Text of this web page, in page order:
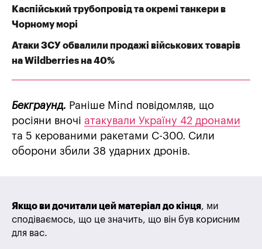
Каспійський трубопровід та окремі танкери в
Чорному морі
Атаки ЗСУ обвалили продажі військових товарів
на Wildberries на 40%
Бекграунд. Раніше Mind повідомляв, що
росіяни вночі атакували Україну 42 дронами
та 5 керованими ракетами С-300. Сили
оборони збили 38 ударних дронів.
Якщо ви дочитали цей матеріал до кінця, ми
сподіваємось, що це значить, що він був корисним
для вас.